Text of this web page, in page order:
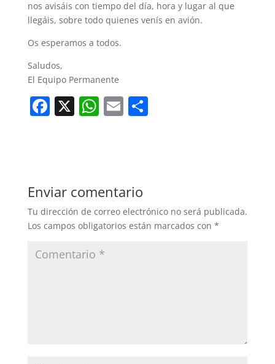
nos avisáis con tiempo del día, hora y lugar al que
llegáis, sobre todo quienes venís en avión.
Os esperamos a todos.
Saludos,
El Equipo Permanente
F
b
o
o
X W
A
p
p
E C
tir
Enviar comentario
Tu dirección de correo electrónico no será publicada.
Los campos obligatorios están marcados con *